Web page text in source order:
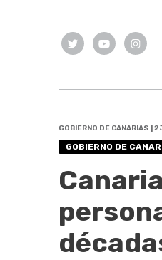
GOBIERNO DE CANARIAS |
GOBIERNO DE